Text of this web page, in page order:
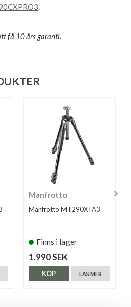
.
få 10 års garanti.
Manfrotto
Manfrotto MT290XTA3
Finns i lager
1.990 SEK
LÄS MER
KÖP